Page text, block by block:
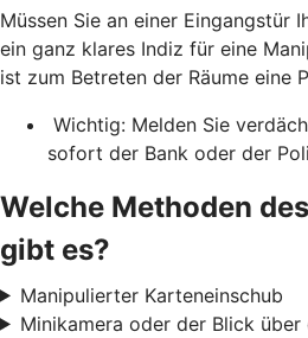
Müssen Sie an einer Eingangstür
ein ganz klares Indiz für eine
ist zum Betreten der Räume eine
Wichtig: Melden Sie
sofort der Bank oder der
Welche Methoden
gibt es?
Manipulierter Karteneinschub
Minikamera oder der Blick über